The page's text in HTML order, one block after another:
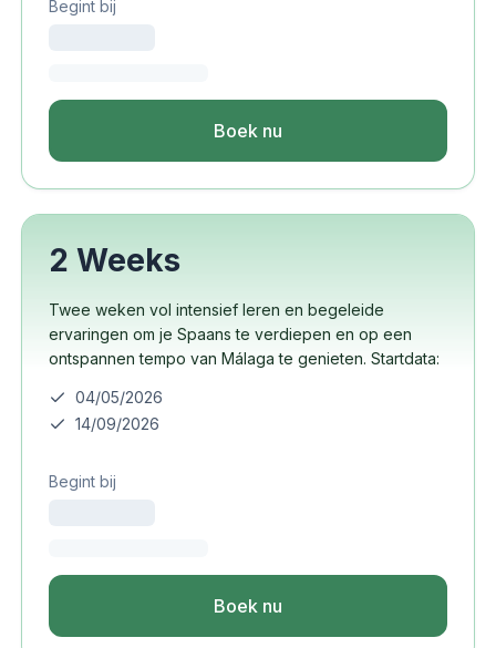
Begint bij
Boek nu
2 Weeks
Twee weken vol intensief leren en begeleide
ervaringen om je Spaans te verdiepen en op een
ontspannen tempo van Málaga te genieten. Startdata:
04/05/2026
14/09/2026
Begint bij
Boek nu